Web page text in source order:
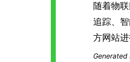
随着物
追踪、
方网站进
Generated